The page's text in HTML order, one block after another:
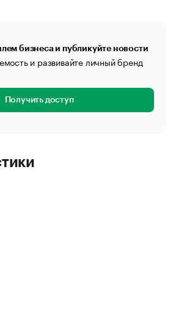
бизнеса и публикуйте новости
и развивайте личный бренд
Получить доступ